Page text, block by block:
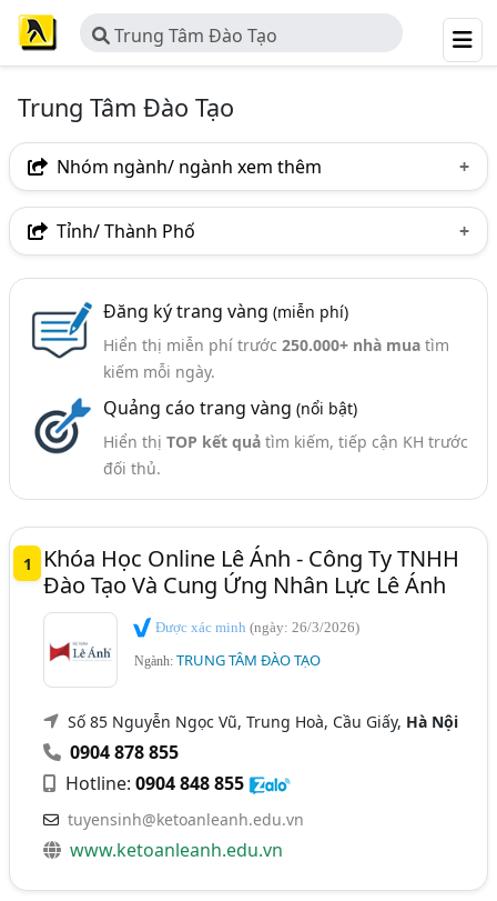
Trung Tâm Đào Tạo
Trung Tâm Đào Tạo
Nhóm ngành/ ngành xem thêm
Ngành nghề
Ngành xem thêm
Giáo Dục - Các Tổ Chức (206)
Tỉnh/ Thành Phố
Bình Dương
Tp. Đà Nẵng
TP. Hải Phòng
Bà Rịa-Vũng Tàu
Bình Thuận
Thanh Hóa
TP. Cần Thơ Bình Định
Hải Dương
Kon Tum Quảng Ngãi Yên Bái
Đăng ký trang vàng (miễn phí)
Hiển thị miễn phí trước 250.000+ nhà muatìm
kiếm mỗi ngày.
Quảng cáo trang vàng (nổi bật)
Hiển thị TOP kết quảtìm kiếm, tiếp cận KH trước
đối thủ.
1
Khóa Học Online Lê Ánh - Công Ty TNHH
Đào Tạo Và Cung Ứng Nhân Lực Lê Ánh
Được xác minh(ngày: 26/3/2026)
Ngành:TRUNG TÂM ĐÀO TẠO
Số 85 Nguyễn Ngọc Vũ, Trung Hoà, Cầu Giấy, Hà Nội
0904 878 855
Hotline:0904 848 855
tuyensinh@ketoanleanh.edu.vn
www.ketoanleanh.edu.vn